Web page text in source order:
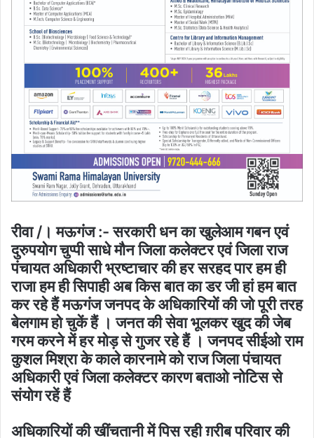
रीवा /। मऊगंज :- सरकारी धन का खुलेआम गबन एवं
दुरुपयोग चुप्पी साधे मौन जिला कलेक्टर एवं जिला राज
पंचायत अधिकारी भ्रष्टाचार की हर सरहद पार हम ही
राजा हम ही सिपाही अब किस बात का डर जी हां हम बात
कर रहे हैं मऊगंज जनपद के अधिकारियों की जो पूरी तरह
बेलगाम हो चुकें हैं । जनत की सेवा भूलकर खुद की जेब
गरम करने में हर मोड़ से गुजर रहे हैं । जनपद सीईओ राम
कुशल मिश्रा के काले कारनामे को राज जिला पंचायत
अधिकारी एवं जिला कलेक्टर कारण बताओ नोटिस से
संयोग रहें हैं
अधिकारियों की खींचतानी में पिस रही ग़रीब परिवार की